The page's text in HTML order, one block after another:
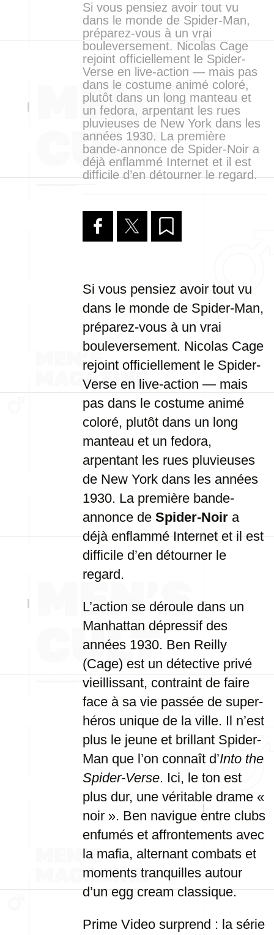
Si vous pensiez avoir tout vu
dans le monde de Spider-Man,
préparez-vous à un vrai
bouleversement. Nicolas Cage
rejoint officiellement le Spider-
Verse en live-action — mais pas
dans le costume animé coloré,
plutôt dans un long manteau et
un fedora, arpentant les rues
pluvieuses de New York dans les
années 1930. La première
bande-annonce de Spider-Noir a
déjà enflammé Internet et il est
difficile d’en détourner le regard.
Si vous pensiez avoir tout vu
dans le monde de Spider-Man,
préparez-vous à un vrai
bouleversement. Nicolas Cage
rejoint officiellement le Spider-
Verse en live-action — mais
pas dans le costume animé
coloré, plutôt dans un long
manteau et un fedora,
arpentant les rues pluvieuses
de New York dans les années
1930. La première bande-
annonce de Spider-Noir a
déjà enflammé Internet et il est
difficile d’en détourner le
regard.
L’action se déroule dans un
Manhattan dépressif des
années 1930. Ben Reilly
(Cage) est un détective privé
vieillissant, contraint de faire
face à sa vie passée de super-
héros unique de la ville. Il n’est
plus le jeune et brillant Spider-
Man que l’on connaît d’Into the
Spider-Verse. Ici, le ton est
plus dur, une véritable drame «
noir ». Ben navigue entre clubs
enfumés et affrontements avec
la mafia, alternant combats et
moments tranquilles autour
d’un egg cream classique.
Prime Video surprend : la série